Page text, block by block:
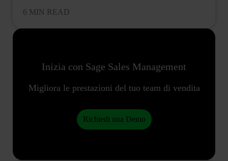
6 MIN READ
Inizia con Sage Sales Management
Migliora le prestazioni del tuo team di vendita
Richiedi una Demo